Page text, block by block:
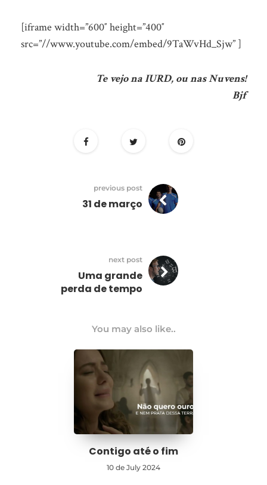
[iframe width=”600″ height=”400″
src=”//www.youtube.com/embed/9TaWvHd_Sjw” ]
Te vejo na IURD, ou nas Nuvens!
Bjf
previous post
31 de março
next post
Uma grande
perda de tempo
You may also like..
Contigo até o fim
10 de July 2024